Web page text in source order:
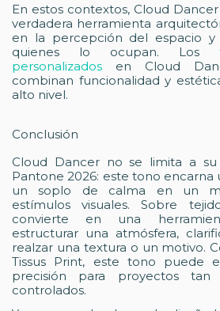
En estos contextos, Cloud
verdadera herramienta
en la percepción del espacio
quienes lo ocupan. Los
personalizados en Cloud
combinan funcionalidad y
alto nivel.
Conclusión
Cloud Dancer no se limita a
Pantone 2026: este tono encarna
un soplo de calma en un
estímulos visuales. Sobre
convierte en una
estructurar una atmósfera,
realzar una textura o un motivo.
Tissus Print, este tono puede
precisión para proyectos tan
controlados.